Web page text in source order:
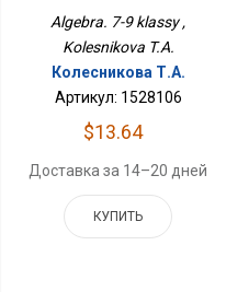
Algebra. 7-9 klassy ,
Kolesnikova T.A.
Колесникова Т.А.
Артикул: 1528106
$13.64
Доставка за 14–20 дней
КУПИТЬ